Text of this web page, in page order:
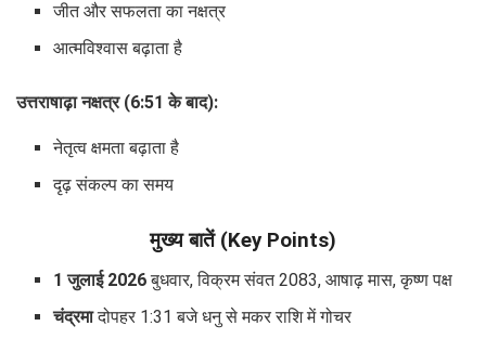
जीत और सफलता का नक्षत्र
आत्मविश्वास बढ़ाता है
उत्तराषाढ़ा नक्षत्र (6:51 के बाद):
नेतृत्व क्षमता बढ़ाता है
दृढ़ संकल्प का समय
मुख्य बातें (Key Points)
1 जुलाई 2026बुधवार, विक्रम संवत 2083, आषाढ़ मास, कृष्ण पक्ष
चंद्रमादोपहर 1:31 बजे धनु से मकर राशि में गोचर